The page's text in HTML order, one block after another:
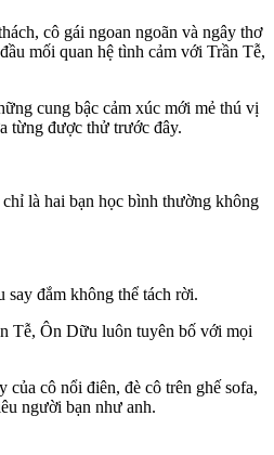
cô gái ngoan ngoãn và ngây thơ
mối quan hệ tình cảm với Trần Tễ,
cung bậc cảm xúc mới mẻ thú vị
từng được thử trước đây.
là hai bạn học bình thường không
đắm không thể tách rời.
Tễ, Ôn Dữu luôn tuyên bố với mọi
của cô nổi điên, đè cô trên ghế sofa,
người bạn như anh.